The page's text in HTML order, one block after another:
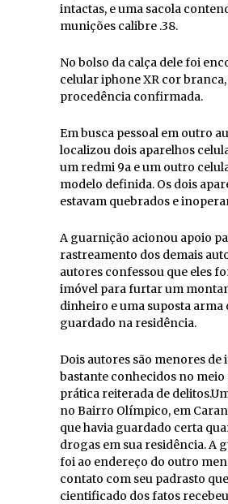
intactas, e uma sacola
munições calibre .38.
No bolso da calça dele foi
celular iphone XR cor branca,
procedência confirmada.
Em busca pessoal em outro
localizou dois aparelhos
um redmi 9a e um outro
modelo definida. Os dois
estavam quebrados e
A guarnição acionou apoio
rastreamento dos demais
autores confessou que eles
imóvel para furtar um
dinheiro e uma suposta arma que
guardado na residência.
Dois autores são menores de idade e
bastante conhecidos no meio
prática reiterada de delitos.Um
no Bairro Olímpico, em
que havia guardado certa
drogas em sua residência. A
foi ao endereço do outro
contato com seu padrasto que ao ser
cientificado dos fatos